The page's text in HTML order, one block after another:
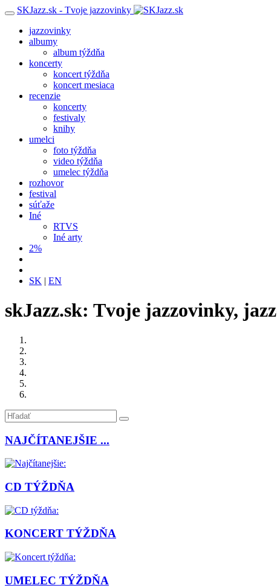
SKJazz.sk - Tvoje jazzovinky
jazzovinky
albumy
album týždňa
koncerty
koncert týždňa
koncert mesiaca
recenzie
koncerty
festivaly
knihy
umelci
foto týždňa
video týždňa
umelec týždňa
rozhovor
festival
súťaže
Iné
RTVS
Iné arty
2%
SK | EN
skJazz.sk: Tvoje jazzovinky,
NAJČÍTANEJŠIE ...
CD TÝŽDŇA
KONCERT TÝŽDŇA
UMELEC TÝŽDŇA